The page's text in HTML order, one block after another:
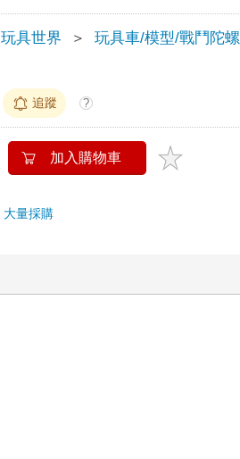
玩具世界 ＞ 玩具車/模型/戰鬥陀螺
追蹤 ?
加入購物車
大量採購